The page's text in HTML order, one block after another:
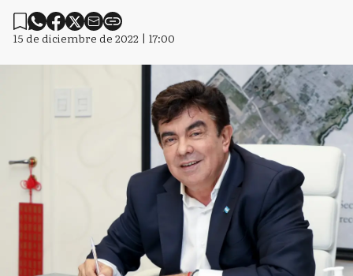
15 de diciembre de 2022 | 17:00